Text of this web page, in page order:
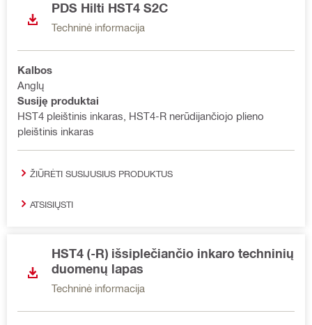
PDS Hilti HST4 S2C
Techninė informacija
Kalbos
Anglų
Susiję produktai
HST4 pleištinis inkaras, HST4-R nerūdijančiojo plieno
pleištinis inkaras
ŽIŪRĖTI SUSIJUSIUS PRODUKTUS
ATSISIŲSTI
HST4 (-R) išsiplečiančio inkaro techninių
duomenų lapas
Techninė informacija